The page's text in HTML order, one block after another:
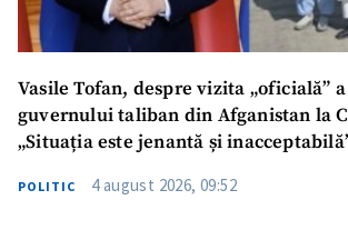
Vasile Tofan, despre vizita „oficială”
guvernului taliban din Afganistan la
„Situația este jenantă și
POLITIC 4 august 2026, 09:52